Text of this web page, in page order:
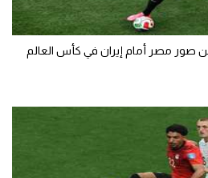
مصر أمام إيران في كأس العالم